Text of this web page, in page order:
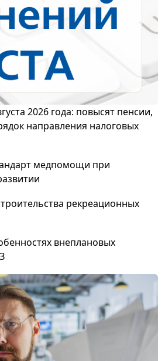
2026 года: повысят пенсии,
направления налоговых
медпомощи при
рекреационных
внеплановых